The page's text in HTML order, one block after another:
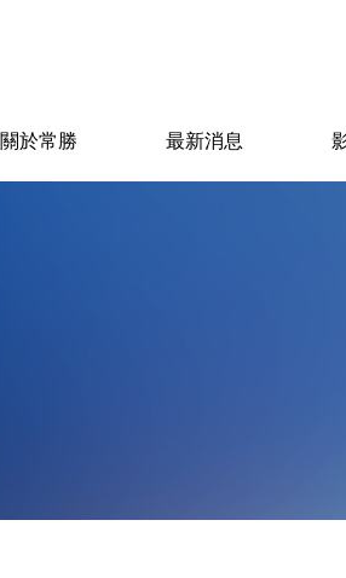
關於常勝 最新消息